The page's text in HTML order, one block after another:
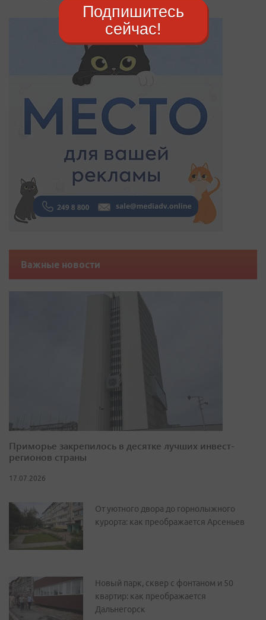
Важные новости
Приморье закрепилось в десятке лучших инвест-
регионов страны
17.07.2026
От уютного двора до горнолыжного
курорта: как преображается Арсеньев
Новый парк, сквер с фонтаном и 50
квартир: как преображается
Дальнегорск
Подпишитесь
сейчас!